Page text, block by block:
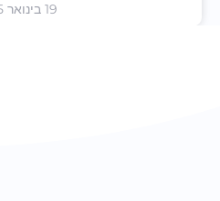
19 בינואר 2025